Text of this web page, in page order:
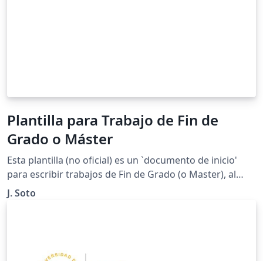
Plantilla para Trabajo de Fin de
Grado o Máster
Esta plantilla (no oficial) es un `documento de inicio'
para escribir trabajos de Fin de Grado (o Master), al
estilo de los que usamos en la Facultad de Matemáticas
de la Universidad de Sevilla. ¡Contacte con el autor para
J. Soto